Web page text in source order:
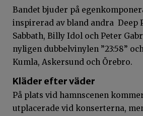
Bandet bjuder på
inspirerad av bland andra Deep
Sabbath, Billy Idol och Peter
nyligen dubbelvinylen ”23:58”
Kumla, Askersund och Örebro.
Kläder efter väder
På plats vid hamnscenen
utplacerade vid konserterna,